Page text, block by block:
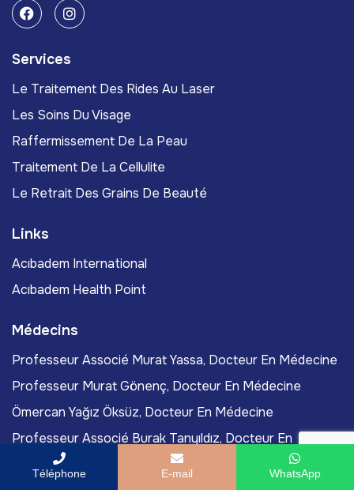
Services
Le Traitement Des Rides Au Laser
Les Soins Du Visage
Raffermissement De La Peau
Traitement De La Cellulite
Le Retrait Des Grains De Beauté
Links
Acıbadem International
Acıbadem Health Point
Médecins
Professeur Associé Murat Yassa, Docteur En Médecine
Professeur Murat Gönenç, Docteur En Médecine
Ömercan Yağız Öksüz, Docteur En Médecine
Professeur Associé Burak Tanyıldız, Docteur En
Médecine
Didem Kazan, Docteure En Médecine
Téléphone E-mail WhatsApp